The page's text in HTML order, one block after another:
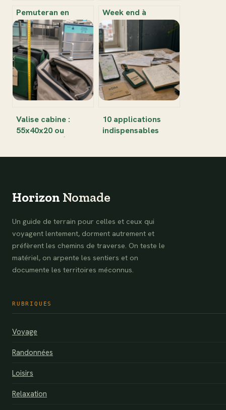
Pemuteran en
Indonésie : guide
complet pour vivre
une expérience
authentique
Week end à
Stockholm : le
guide pour un
séjour scandinave
inoubliable
Valise cabine :
55x40x20 ou
10 applications
indispensables
Horizon Nomade
Un guide de terrain pour celles et ceux qui
voyagent lentement, dorment autrement et
préfèrent les chemins de traverse. On teste le
matériel, on arpente les sentiers et on
documente les territoires méconnus.
RUBRIQUES
Voyage
Randonnées
Loisirs
Relaxation